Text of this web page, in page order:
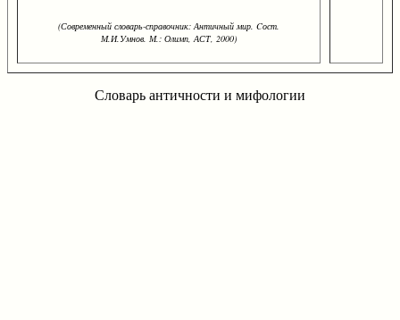
(Современный словарь-справочник: Античный мир. Cост.
М.И.Умнов. М.: Олимп, АСТ, 2000)
Словарь античности и мифологии